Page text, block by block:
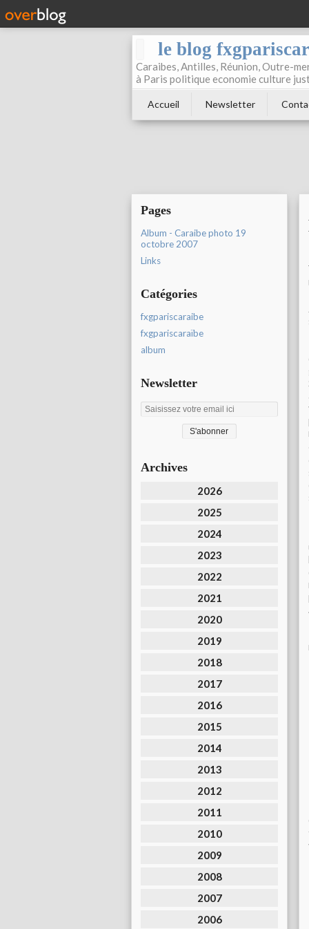
le blog
Caraibes, Antilles, Réunion, Outre-
à Paris politique economie culture
Accueil Newsletter
Pages
Album - Caraibe photo 19
octobre 2007
Links
Catégories
fxgpariscaraibe
fxgpariscaraïbe
album
Newsletter
Archives
2026
2025
2024
2023
2022
2021
2020
2019
2018
2017
2016
2015
2014
2013
2012
2011
2010
2009
2008
2007
2006